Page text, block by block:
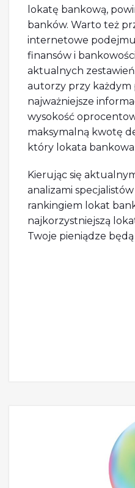
lokatę bankową,
banków. Warto też
internetowe
finansów i
aktualnych
autorzy przy każdym
najważniejsze
wysokość
maksymalną kwotę
który lokata bankowa
Kierując się
analizami
rankingiem lokat
najkorzystniejszą
Twoje pieniądze